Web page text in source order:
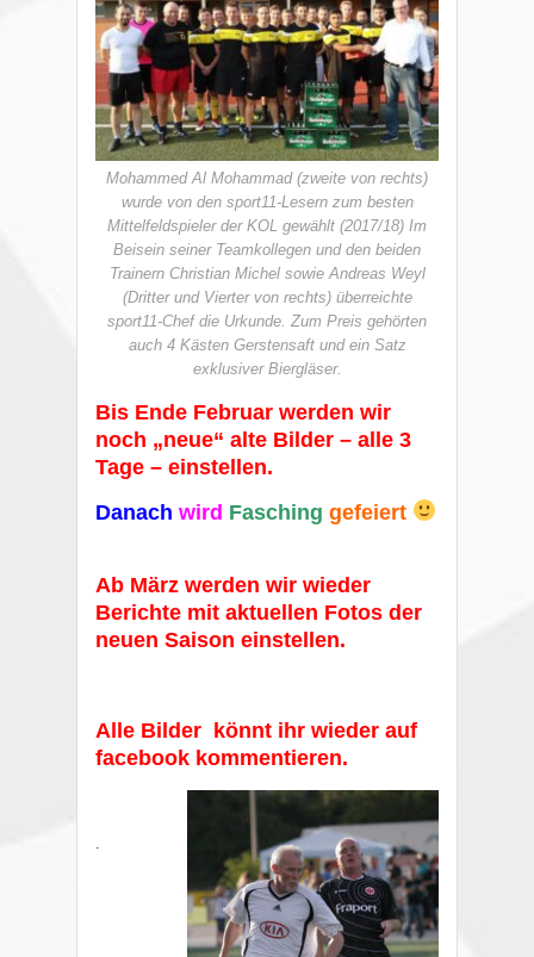
Mohammed Al Mohammad (zweite von rechts)
wurde von den sport11-Lesern zum besten
Mittelfeldspieler der KOL gewählt (2017/18) Im
Beisein seiner Teamkollegen und den beiden
Trainern Christian Michel sowie Andreas Weyl
(Dritter und Vierter von rechts) überreichte
sport11-Chef die Urkunde. Zum Preis gehörten
auch 4 Kästen Gerstensaft und ein Satz
exklusiver Biergläser.
Bis Ende Februar werden wir
noch „neue“ alte Bilder – alle 3
Tage – einstellen.
Danach wird Fasching gefeiert
Ab März werden wir wieder
Berichte mit aktuellen Fotos der
neuen Saison einstellen.
Alle Bilder könnt ihr wieder auf
facebook kommentieren.